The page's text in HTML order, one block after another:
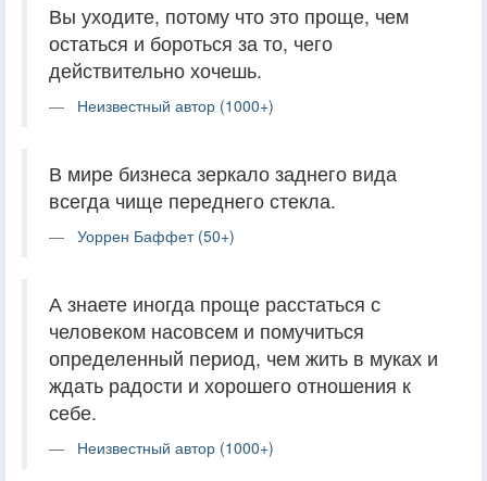
Вы уходите, потому что это проще, чем
остаться и бороться за то, чего
действительно хочешь.
Неизвестный автор (1000+)
В мире бизнеса зеркало заднего вида
всегда чище переднего стекла.
Уоррен Баффет (50+)
А знаете иногда проще расстаться с
человеком насовсем и помучиться
определенный период, чем жить в муках и
ждать радости и хорошего отношения к
себе.
Неизвестный автор (1000+)